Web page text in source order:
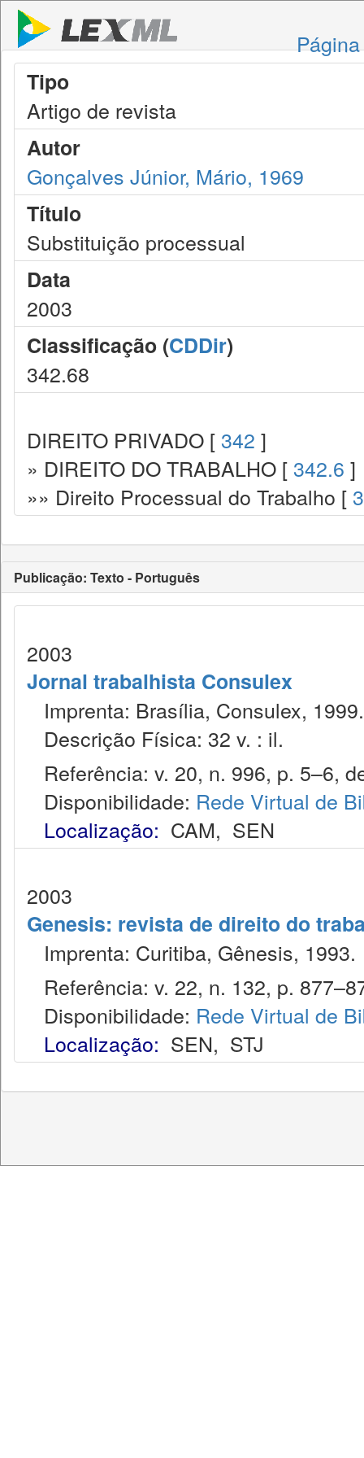
Tipo
Artigo de revista
Autor
Gonçalves Júnior, Mário, 1969
Título
Substituição processual
Data
2003
Classificação (CDDir)
342.68
DIREITO PRIVADO [ 342 ]
» DIREITO DO TRABALHO [ 342.6 ]
»» Direito Processual do Trabalho [
Publicação: Texto - Português
2003
Jornal trabalhista Consulex
Imprenta: Brasília, Consulex, 1999.
Descrição Física: 32 v. : il.
Referência: v. 20, n. 996, p. 5–6,
Disponibilidade: Rede Virtual de
Localização: CAM, SEN
2003
Genesis: revista de direito do
Imprenta: Curitiba, Gênesis, 1993.
Referência: v. 22, n. 132, p.
Disponibilidade: Rede Virtual de
Localização: SEN, STJ